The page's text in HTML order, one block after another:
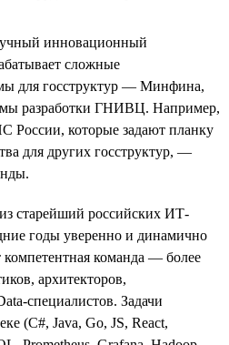
инновационный
сложные
для госструктур — Минфина,
разработки ГНИВЦ. Например,
России, которые задают планку
для других госструктур, —
старейший российских ИТ-
годы уверенно и динамично
компетентная команда — более
архитекторов,
специалистов. Задачи
(С#, Java, Go, JS, React,